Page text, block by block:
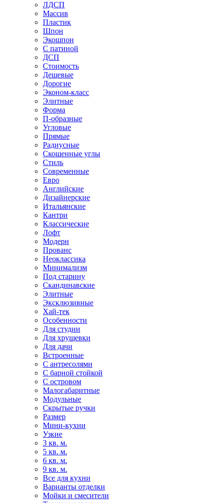
ЛДСП
Массив
Пластик
Шпон
Экошпон
С патиной
ДСП
Стоимость
Дешевые
Дорогие
Эконом-класс
Элитные
Форма
П-образные
Угловые
Прямые
Радиусные
Скошенные углы
Стиль
Современные
Евро
Английские
Дизайнерские
Итальянские
Кантри
Классические
Лофт
Модерн
Прованс
Неоклассика
Минимализм
Под старину
Скандинавские
Элитные
Эксклюзивные
Хай-тек
Особенности
Для студии
Для хрущевки
Для дачи
Встроенные
С антресолями
С барной стойкой
С островом
Малогабаритные
Модульные
Скрытые ручки
Размер
Мини-кухни
Узкие
3 кв. м.
5 кв. м.
6 кв. м.
9 кв. м.
Все для кухни
Варианты отделки
Мойки и смесители